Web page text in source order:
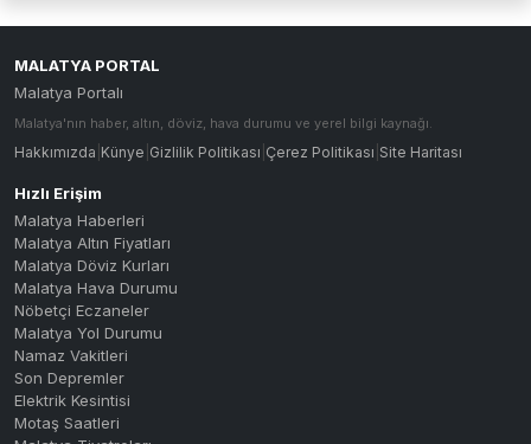
MALATYA PORTAL
Malatya Portalı
Malatya'nın haber, altın, döviz, hava durumu ve yerel bilgi kaynağı.
Hakkımızda Künye Gizlilik Politikası Çerez Politikası Site Haritası
Hızlı Erişim
Malatya Haberleri
Malatya Altın Fiyatları
Malatya Döviz Kurları
Malatya Hava Durumu
Nöbetçi Eczaneler
Malatya Yol Durumu
Namaz Vakitleri
Son Depremler
Elektrik Kesintisi
Motaş Saatleri